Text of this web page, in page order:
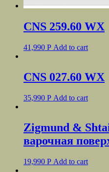
CNS 259.60 WХ
41,990 Р Add to cart
CNS 027.60 WX
35,990 Р Add to cart
Zigmund &
варочная
19,990 Р Add to cart